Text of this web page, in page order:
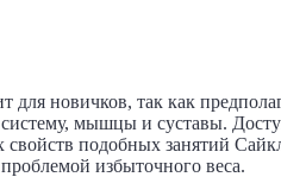
для новичков, так как
мышцы и суставы.
подобных занятий
избыточного веса.